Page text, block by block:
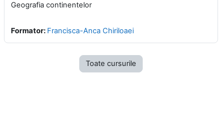
Geografia continentelor
Formator: Francisca-Anca Chiriloaei
Toate cursurile